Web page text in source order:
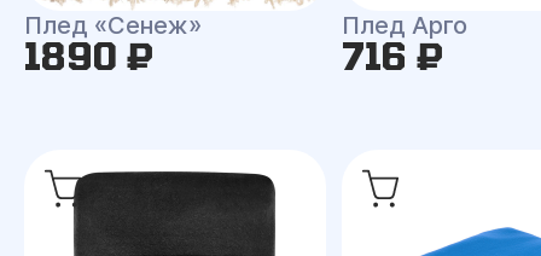
Плед «Сенеж»
1890 ₽
Плед Арго
716 ₽